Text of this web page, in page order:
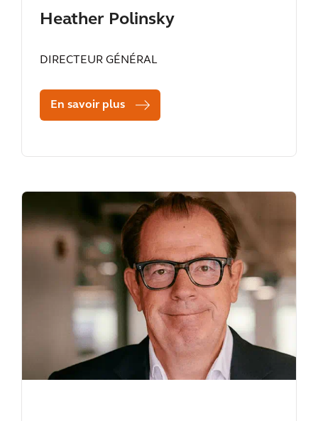
Heather Polinsky
DIRECTEUR GÉNÉRAL
En savoir plus